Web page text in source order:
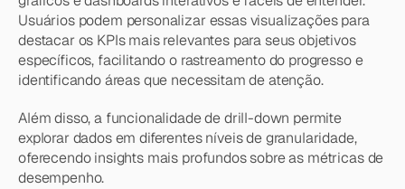
Usuários podem personalizar essas visualizações para
destacar os KPIs mais relevantes para seus objetivos
específicos, facilitando o rastreamento do progresso e
identificando áreas que necessitam de atenção.
Além disso, a funcionalidade de drill-down permite
explorar dados em diferentes níveis de granularidade,
oferecendo insights mais profundos sobre as métricas de
desempenho.